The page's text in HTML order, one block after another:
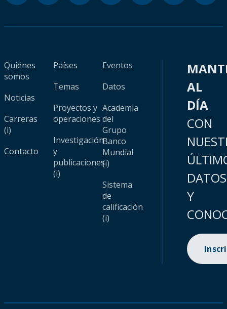
Quiénes
somos
Noticias
Carreras
(i)
Contacto
Países
Temas
Proyectos y
operaciones
Investigación
y
publicaciones
(i)
Eventos
Datos
Academia
del
Grupo
Banco
Mundial
(i)
Sistema
de
calificación
(i)
AL
DÍA
CON
DATOS
Y